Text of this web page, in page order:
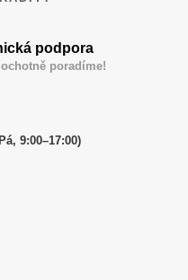
podpora
poradíme!
9:00–17:00)